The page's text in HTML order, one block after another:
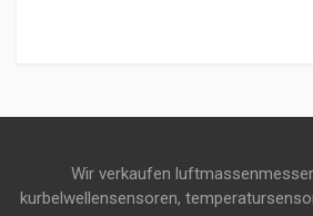
Wir verkaufen
kurbelwellensensoren,